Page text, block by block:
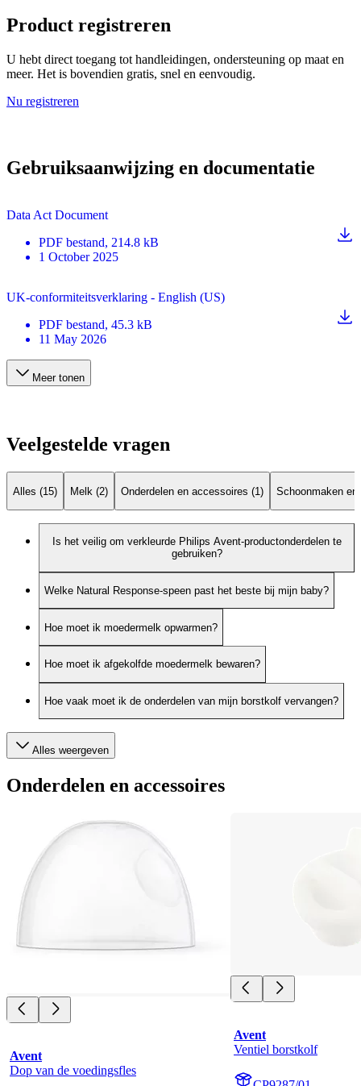
Product registreren
U hebt direct toegang tot handleidingen, ondersteuning op maat en
meer. Het is bovendien gratis, snel en eenvoudig.
Nu registreren
Gebruiksaanwijzing en documentatie
Data Act Document
PDF bestand, 214.8 kB
1 October 2025
UK-conformiteitsverklaring - English (US)
PDF bestand, 45.3 kB
11 May 2026
Meer tonen
Veelgestelde vragen
Alles (15) Melk (2) Onderdelen en accessoires (1) Schoonmaken en
Is het veilig om verkleurde Philips Avent-productonderdelen te
gebruiken?
Welke Natural Response-speen past het beste bij mijn baby?
Hoe moet ik moedermelk opwarmen?
Hoe moet ik afgekolfde moedermelk bewaren?
Hoe vaak moet ik de onderdelen van mijn borstkolf vervangen?
Alles weergeven
Onderdelen en accessoires
Avent
Dop van de voedingsfles
Avent
Ventiel borstkolf